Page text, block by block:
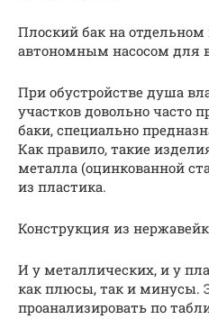
Плоский бак на
автономным насосом для
При обустройстве душа
участков довольно часто
баки, специально
Как правило, такие
металла (оцинкованной
из пластика.
Конструкция из
И у металлических, и у
как плюсы, так и минусы.
проанализировать по